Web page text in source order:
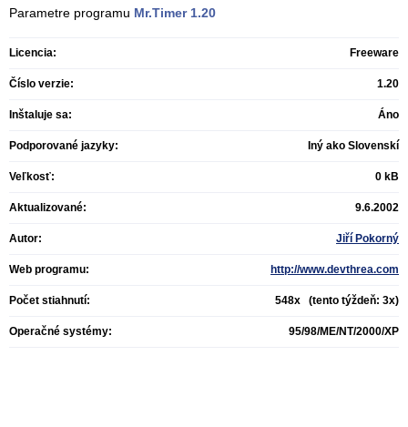
Parametre programu Mr.Timer 1.20
Licencia: Freeware
Číslo verzie: 1.20
Inštaluje sa: Áno
Podporované jazyky: Iný ako Slovenskí
Veľkosť: 0 kB
Aktualizované: 9.6.2002
Autor: Jiří Pokorný
Web programu: http://www.devthrea.com
Počet stiahnutí: 548x (tento týždeň: 3x)
Operačné systémy: 95/98/ME/NT/2000/XP